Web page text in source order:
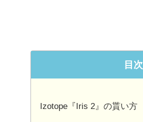
目次
Izotope『Iris 2』の貰い方